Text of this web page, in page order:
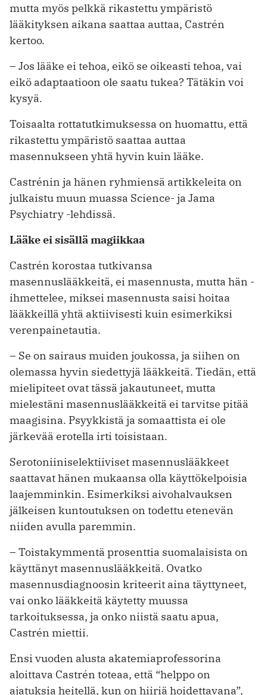
mutta myös pelkkä rikastettu ympäristö
lääkityksen aikana saattaa auttaa, Castrén
kertoo.
– Jos lääke ei tehoa, eikö se oikeasti tehoa, vai
eikö adaptaatioon ole saatu tukea? Tätäkin voi
kysyä.
Toisaalta rottatutkimuksessa on huomattu, että
rikastettu ympäristö saattaa auttaa
masennukseen yhtä hyvin kuin lääke.
Castrénin ja hänen ryhmiensä ar­tikkeleita on
julkaistu muun muassa Science- ja Jama
Psychiatry -lehdissä.
Lääke ei sisällä magiikkaa
Castrén korostaa tutkivansa
masennuslääkkeitä, ei masennusta, mutta hän ­
ihmettelee, miksei masennusta saisi hoitaa
lääkkeillä yhtä aktiivisesti kuin esimerkiksi
verenpainetautia.
– Se on sairaus muiden joukossa, ja siihen on
olemassa hyvin siedettyjä lääkkeitä. Tiedän, että
mielipiteet ovat tässä jakautuneet, mutta
mielestäni masennuslääkkeitä ei tarvitse pitää
maagisina. Psyykkistä ja somaattista ei ole
järkevää erotella irti toisistaan.
Serotoniiniselektiiviset masennuslääkkeet
saattavat hänen mukaansa olla käyttökelpoisia
laajemminkin. Esimerkiksi aivohal­vauksen
jälkeisen kuntoutuksen on todettu etenevän
niiden avulla paremmin.
– Toistakymmentä prosenttia suomalaisista on
käyttänyt masen­nuslääkkeitä. Ovatko
masennusdiagnoosin kriteerit aina täyttyneet,
vai onko lääkkeitä käytetty muussa
tarkoituksessa, ja onko niistä saatu apua,
Castrén miettii.
Ensi vuoden alusta akatemiaprofessorina
aloittava Castrén to­teaa, että “helppo on
ajatuksia heitellä, kun on hiiriä hoidettavana”,